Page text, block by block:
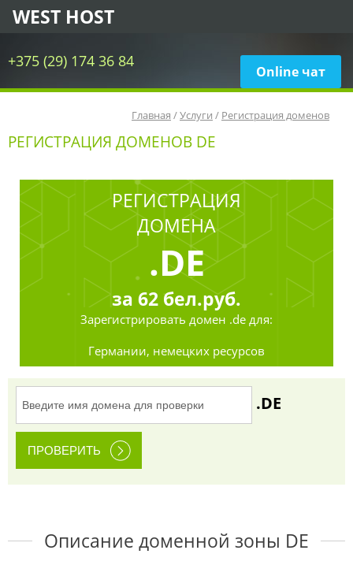
+375 (29) 174 36 84
Online чат
WEST HOST
Главная /Услуги / Регистрация доменов
РЕГИСТРАЦИЯ ДОМЕНОВ DE
РЕГИСТРАЦИЯ
ДОМЕНА
.DE
за 62 бел.руб.
Зарегистрировать домен .de для:
Германии, немецких ресурсов
.DE
Описание доменной зоны DE